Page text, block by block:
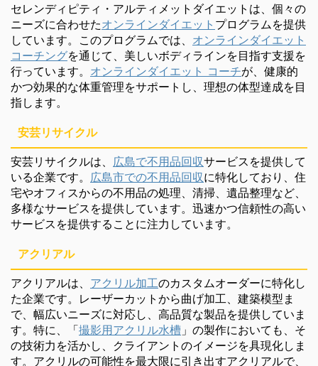
セレンディピティ・アルティメットダイエットは、個々の
ニーズに合わせたオンラインダイエット プログラムを提供
しています。このプログラムでは、 オンラインダイエット
コーチングを通じて、美しいボディラインを目指す支援を
行っています。 オンラインダイエット コーチが、健康的
かつ効果的な体重管理をサポートし、理想の体型達成を目
指します。
安芸リサイクル
安芸リサイクルは、 広島で不用品回収サービスを提供して
いる企業です。 広島市での不用品回収に特化しており、住
宅やオフィスからの不用品の処理、清掃、遺品整理など、
多様なサービスを提供しています。迅速かつ信頼性の高い
サービスを提供することに注力しています。
アクリアル
アクリアルは、 アクリル加工のカスタムオーダーに特化し
た企業です。レーザーカットから曲げ加工、建築模型ま
で、幅広いニーズに対応し、高品質な製品を提供していま
す。特に、「撮影用アクリル水槽 」の製作においても、そ
の技術力を活かし、クライアントのイメージを具現化しま
す。アクリルの可能性を最大限に引き出すアクリアルで、